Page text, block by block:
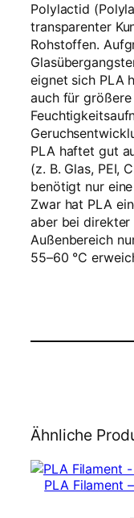
Polylactid
transparenter
Rohstoffen.
eignet sich PLA
auch für
PLA haftet gut
(z. B. Glas, PEI,
benötigt nur
Zwar hat PLA
aber bei direkter
Außenbereich
55–60 °C
Ähnliche
PLA Filament